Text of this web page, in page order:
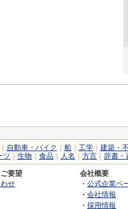
自動車・バイク 船 工学 建築・
ツ 生物 食品 人名 方言 辞書・
要望
せ
会社概要
・ 公式企業ペ
・ 会社情報
・ 採用情報